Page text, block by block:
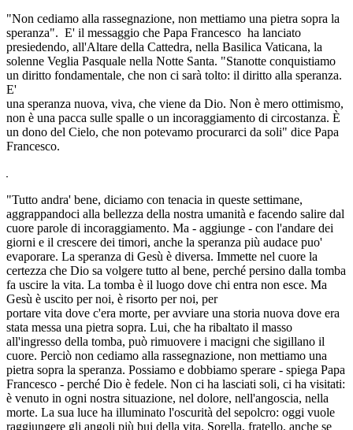
"Non cediamo alla rassegnazione, non mettiamo una pietra sopra la
speranza". E' il messaggio che Papa Francesco ha lanciato
presiedendo, all'Altare della Cattedra, nella Basilica Vaticana, la
solenne Veglia Pasquale nella Notte Santa. "Stanotte conquistiamo
un diritto fondamentale, che non ci sarà tolto: il diritto alla speranza.
E'
una speranza nuova, viva, che viene da Dio. Non è mero ottimismo,
non è una pacca sulle spalle o un incoraggiamento di circostanza. È
un dono del Cielo, che non potevamo procurarci da soli" dice Papa
Francesco.
"Tutto andra' bene, diciamo con tenacia in queste settimane,
aggrappandoci alla bellezza della nostra umanità e facendo salire dal
cuore parole di incoraggiamento. Ma - aggiunge - con l'andare dei
giorni e il crescere dei timori, anche la speranza più audace puo'
evaporare. La speranza di Gesù è diversa. Immette nel cuore la
certezza che Dio sa volgere tutto al bene, perché persino dalla tomba
fa uscire la vita. La tomba è il luogo dove chi entra non esce. Ma
Gesù è uscito per noi, è risorto per noi, per
portare vita dove c'era morte, per avviare una storia nuova dove era
stata messa una pietra sopra. Lui, che ha ribaltato il masso
all'ingresso della tomba, può rimuovere i macigni che sigillano il
cuore. Perciò non cediamo alla rassegnazione, non mettiamo una
pietra sopra la speranza. Possiamo e dobbiamo sperare - spiega Papa
Francesco - perché Dio è fedele. Non ci ha lasciati soli, ci ha visitati:
è venuto in ogni nostra situazione, nel dolore, nell'angoscia, nella
morte. La sua luce ha illuminato l'oscurità del sepolcro: oggi vuole
raggiungere gli angoli più bui della vita. Sorella, fratello, anche se